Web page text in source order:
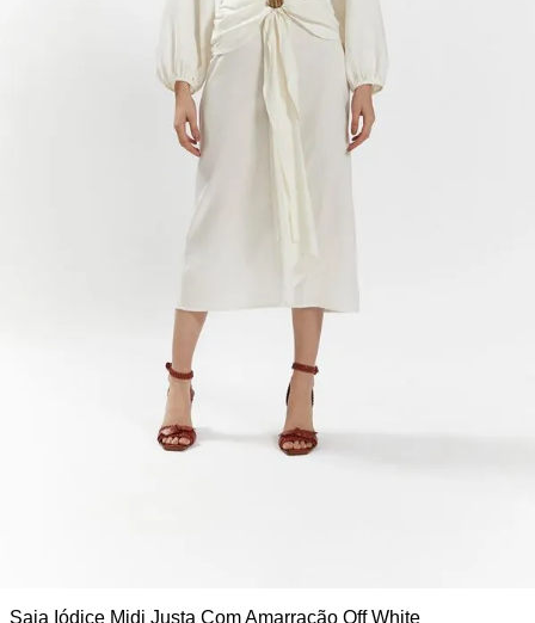
Saia Iódice Midi Justa Com Amarração Off White